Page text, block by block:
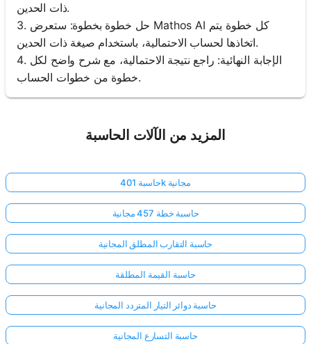
ذات الحدين.
3. حل خطوة بخطوة: ستعرض Mathos AI كل خطوة يتم
اتخاذها لحساب الاحتمالية، باستخدام صيغة ذات الحدين.
4. الإجابة النهائية: راجع نتيجة الاحتمالية، مع شرح واضح لكل
خطوة من خطوات الحساب.
المزيد من الآلات الحاسبة
حاسبة 401k مجانية
حاسبة خطة 457 مجانية
حاسبة التقارب المطلق المجانية
حاسبة القيمة المطلقة
حاسبة دوائر التيار المتردد المجانية
حاسبة التسارع المجانية